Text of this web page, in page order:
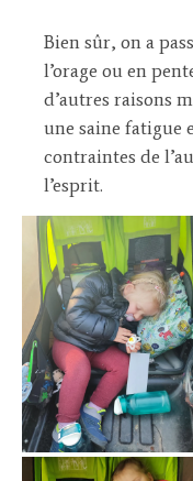
Bien sûr, on a
l’orage ou en
d’autres raisons
une saine fatigue
contraintes de
l’esprit.